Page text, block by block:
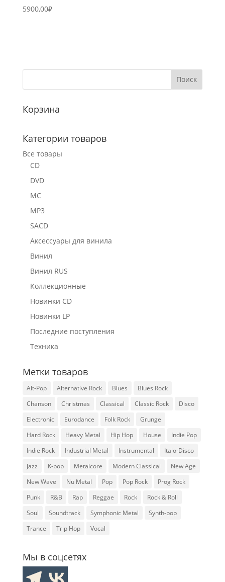
5900,00₽
Корзина
Категории товаров
Все товары
CD
DVD
MC
MP3
SACD
Аксессуары для винила
Винил
Винил RUS
Коллекционные
Новинки CD
Новинки LP
Последние поступления
Техника
Метки товаров
Alt-Pop Alternative Rock Blues
Blues Rock
Chanson
Christmas Classical Classic Rock
Disco
Electronic
Eurodance Folk Rock
Grunge
Hard Rock
Heavy Metal Hip Hop House
Indie Pop
Indie Rock
Industrial Metal Instrumental
Italo-Disco
Jazz
K-pop Metalcore Modern Classical
New Age
New Wave
Nu Metal Pop Pop Rock
Prog Rock
Punk
R&B Rap Reggae Rock
Rock & Roll
Soul
Soundtrack Symphonic Metal
Synth-pop
Trance
Trip Hop Vocal
Мы в соцсетях